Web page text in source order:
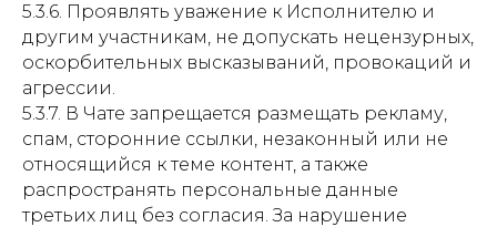
5.3.6. Проявлять уважение к Исполнителю и
другим участникам, не допускать нецензурных,
оскорбительных высказываний, провокаций и
агрессии.
5.3.7. В Чате запрещается размещать рекламу,
спам, сторонние ссылки, незаконный или не
относящийся к теме контент, а также
распространять персональные данные
третьих лиц без согласия. За нарушение